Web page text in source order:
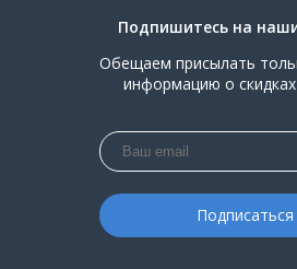
Подпишитесь на
Обещаем присылать
информацию о скидках